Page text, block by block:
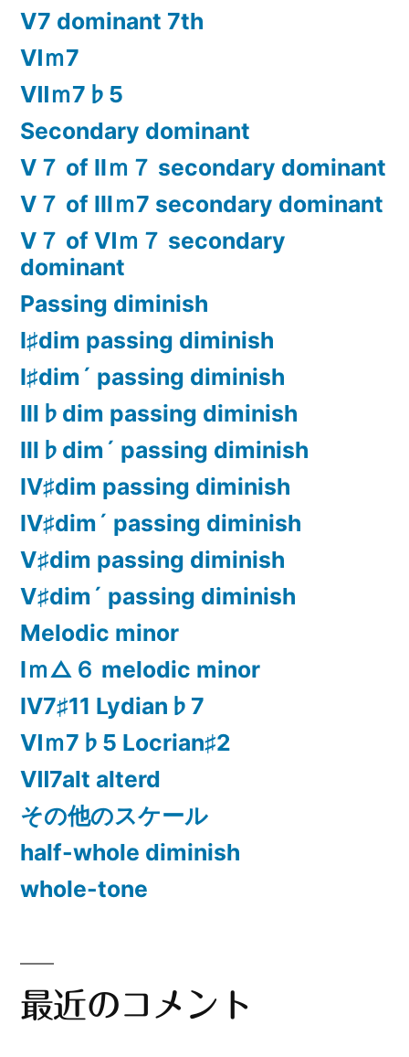
Ⅴ7 dominant 7th
Ⅵｍ7
Ⅶｍ7♭5
Secondary dominant
Ⅴ７ of Ⅱｍ７ secondary dominant
Ⅴ７ of Ⅲｍ7 secondary dominant
Ⅴ７ of Ⅵｍ７ secondary
dominant
Passing diminish
Ⅰ♯dim passing diminish
Ⅰ♯dim´ passing diminish
Ⅲ♭dim passing diminish
Ⅲ♭dim´ passing diminish
Ⅳ♯dim passing diminish
Ⅳ♯dim´ passing diminish
Ⅴ♯dim passing diminish
Ⅴ♯dim´ passing diminish
Melodic minor
Ⅰｍ△６ melodic minor
Ⅳ7♯11 Lydian♭7
Ⅵｍ7♭5 Locrian♯2
Ⅶ7alt alterd
その他のスケール
half-whole diminish
whole-tone
最近のコメント